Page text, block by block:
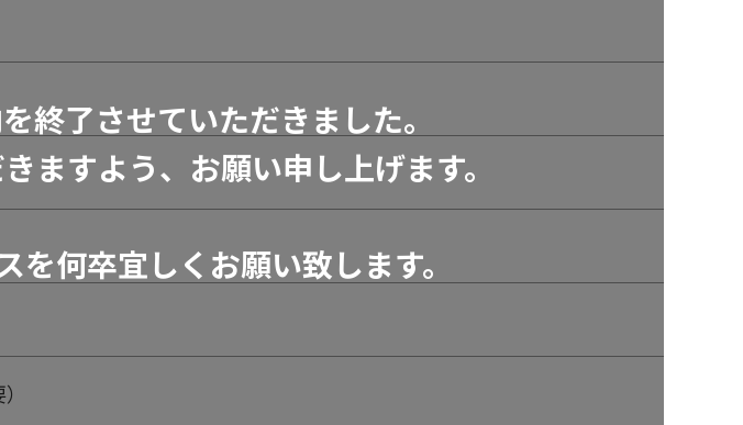
終了させていただきました。
ますよう、お願い申し上げます。
何卒宜しくお願い致します。